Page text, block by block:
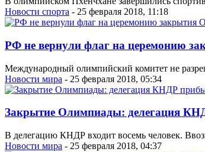
Новости спорта - 25 февраля 2018, 11:18
РФ не вернули флаг на церемонию
Международный олимпийский комитет не
Новости мира - 25 февраля 2018, 05:34
Закрытие Олимпиады: делегация
В делегацию КНДР входит восемь человек.
Новости мира - 25 февраля 2018, 04:37